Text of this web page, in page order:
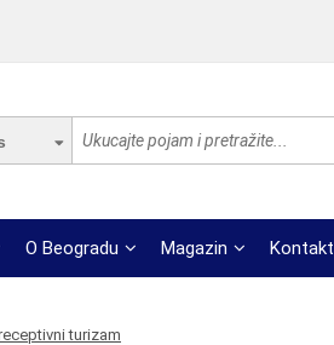
O Beogradu Magazin Kontakt
turizam